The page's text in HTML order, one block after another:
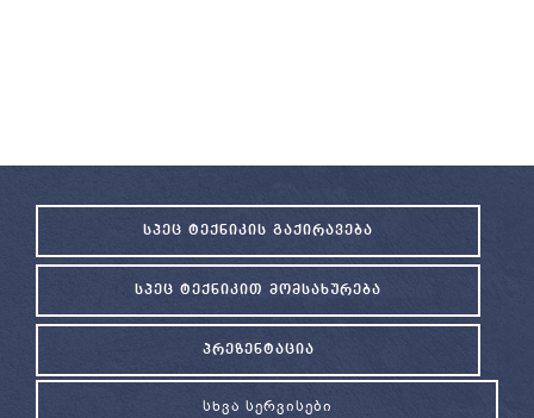
ᲡᲞᲔᲪ ᲢᲔᲥᲜᲘᲙᲘᲡ ᲒᲐᲥᲘᲠᲐᲕᲔᲑᲐ
ᲡᲞᲔᲪ ᲢᲔᲥᲜᲘᲙᲘᲗ ᲛᲝᲛᲡᲐᲮᲣᲠᲔᲑᲐ
ᲞᲠᲔᲖᲔᲜᲢᲐᲪᲘᲐ
ᲡᲮᲕᲐ ᲡᲔᲠᲕᲘᲡᲔᲑᲘ